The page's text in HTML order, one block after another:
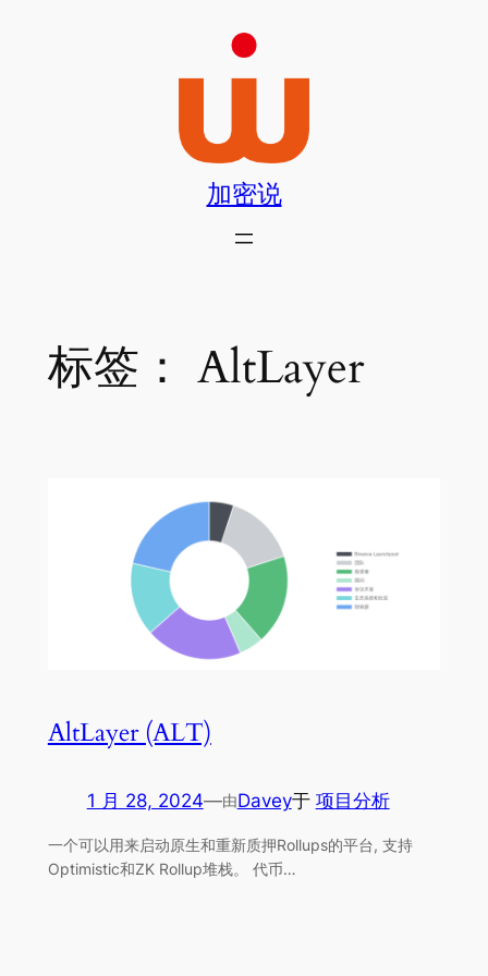
加密说
标签： AltLayer
AltLayer (ALT)
1 月 28, 2024—由Davey于 项目分析
一个可以用来启动原生和重新质押Rollups的平台, 支持
Optimistic和ZK Rollup堆栈。 代币…